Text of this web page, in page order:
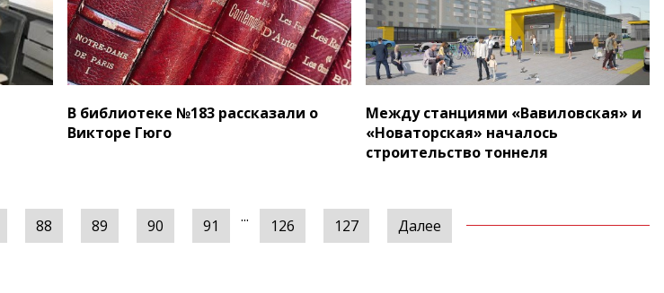
В библиотеке №183 рассказали о
Викторе Гюго
Между станциями «Вавиловская» и
«Новаторская» началось
строительство тоннеля
88 89 90 91 ... 126 127 Далее